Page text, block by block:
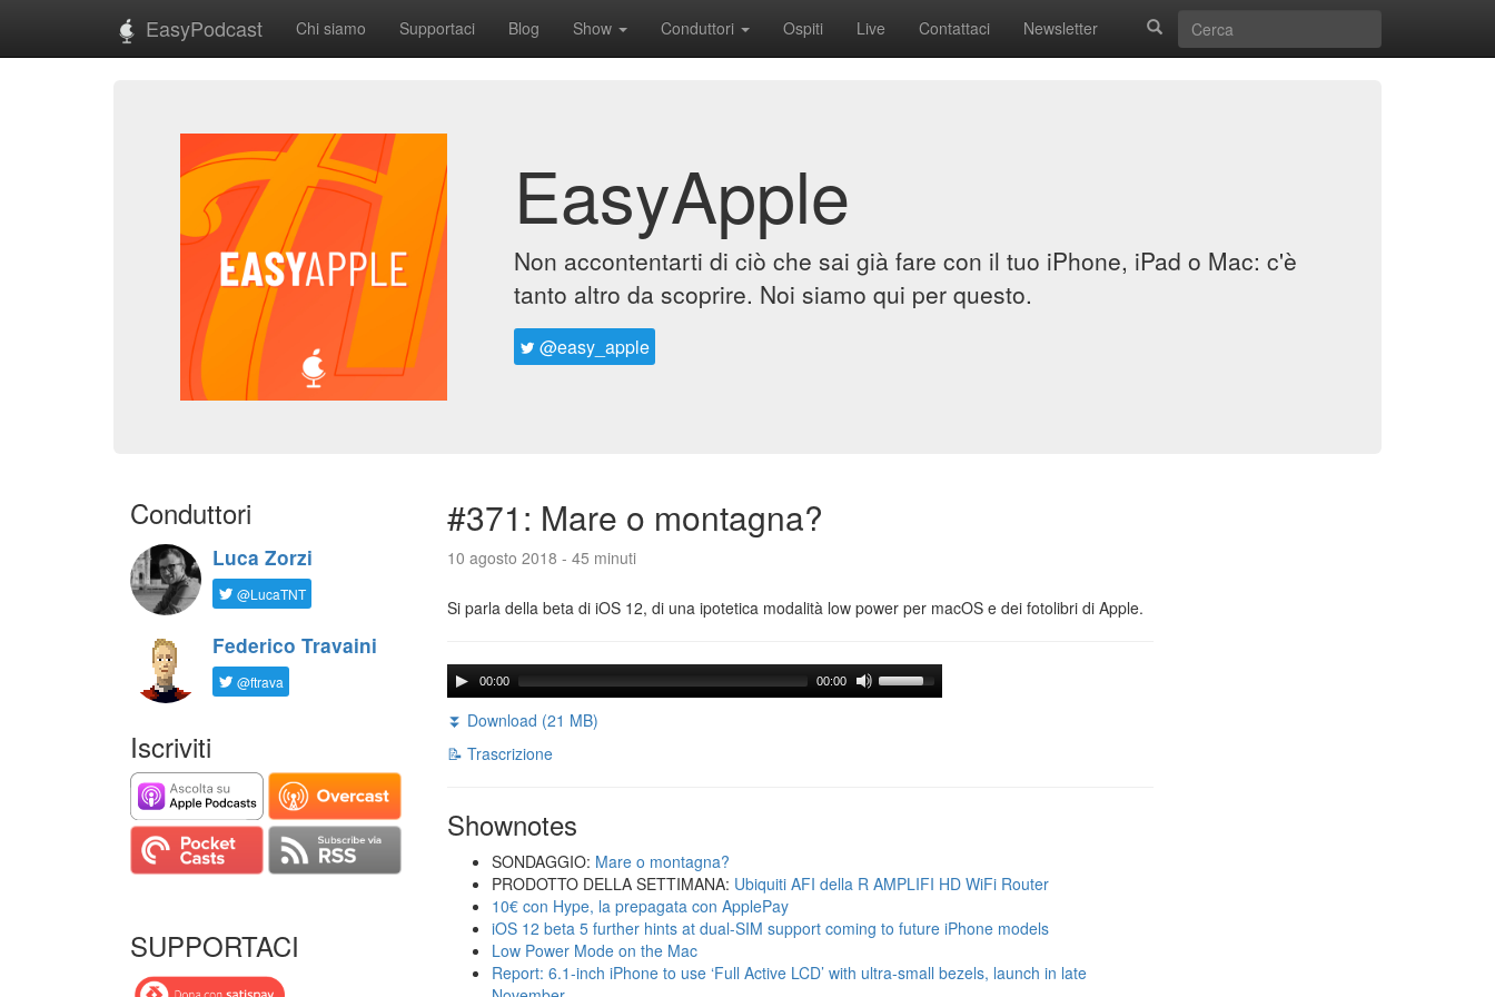
EasyPodcast Chi siamo Supportaci Blog Show Conduttori Ospiti Live Contattaci Newsletter
EasyApple
Non accontentarti di ciò che sai già fare con il tuo iPhone, iPad o Mac: c'è
tanto altro da scoprire. Noi siamo qui per questo.
@easy_apple
Conduttori
Luca Zorzi
@LucaTNT
Federico Travaini
@ftrava
Iscriviti
SUPPORTACI
#371: Mare o montagna?
10 agosto 2018 - 45 minuti
Si parla della beta di iOS 12, di una ipotetica modalità low power per macOS e dei fotolibri di Apple.
00:00 00:00
⏬ Download (21 MB)
📝 Trascrizione
Shownotes
SONDAGGIO: Mare o montagna?
PRODOTTO DELLA SETTIMANA: Ubiquiti AFI della R AMPLIFI HD WiFi Router
10€ con Hype, la prepagata con ApplePay
iOS 12 beta 5 further hints at dual-SIM support coming to future iPhone models
Low Power Mode on the Mac
Report: 6.1-inch iPhone to use ‘Full Active LCD’ with ultra-small bezels, launch in late